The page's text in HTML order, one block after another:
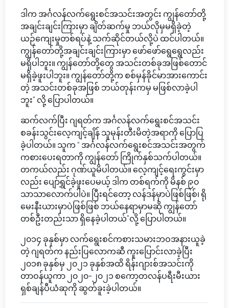
ဒါက အင်္ဂလန်လက်ရွေးစင်အသင်းအတွင်း ကျွန်တော်တို့
အချင်းချင်းကြားမှာ ချိတ်ဆက်မှု ဘယ်လိုမှမရှိခဲ့တဲ့
ယဉ်ကျေးမှုတစ်ရပ်နဲ့ သက်ဆိုင်တယ်လို့ပဲ ထင်ပါတယ်။
ကျွန်တော်တို့အချင်းချင်းကြားမှာ ဖော်ဖော်ရွေရွေလည်း
မရှိပါဘူး။ ကျွန်တော်တို့တွေ အသင်းတစ်ခုအဖြစ်တောင်
မရှိခဲ့ဖူးပါဘူး။ ကျွန်တော်တို့က စစ်မှန်ခိုင်မာအားကောင်း
တဲ့ အသင်းတစ်ခုအဖြစ် ဘယ်တုန်းကမှ မဖြစ်လာခဲ့ပါ
ဘူး” လို့ ပြောပါတယ်။
ဆက်လက်ပြီး ဂျရတ်က အင်္ဂလန်လက်ရွေးစင်အသင်း
စခန်းသွင်းလေ့ကျင့်ချိန် သူမုန်းတီးမိတဲ့အရာကို ပြောပြ
ခဲ့ပါတယ်။ သူက “ အင်္ဂလန်လက်ရွေးစင်အသင်းအတွက်
ကစားပေးရတာကို ကျွန်တော် ကြိုက်နှစ်သက်ပါတယ်။
တကယ်လည်း ဂုဏ်ယူမိပါတယ်။ လေ့ကျင့်ရေးကွင်းမှာ
လည်း ပျော်ရွှင်ခဲ့ဖူးပေမယ့် ဒါက တစ်ရက်ကို မိနစ် ၉၀
သာသာလောက်ပါပဲ။ ပြီးရင်တော့ လန်ဒန်မှာပဲဖြစ်ဖြစ်၊ ရို
မေးနီးယားမှာပဲဖြစ်ဖြစ် ဘယ်နေရာမှာမဆို ကျွန်တော်
တစ်ဦးတည်းသာ ရှိနေခဲ့ပါတယ်”လို့ ပြောပါတယ်။
၂၀၁၄ ခုနှစ်မှာ လက်ရွေးစင်ကစားသမားဘဝအနားယူခဲ့
တဲ့ ဂျရတ်က နည်းပြလောကဆီ ကူးပြောင်းလာခဲ့ပြီး
၂၀၁၈ ခုနှစ်မှ ၂၀၂၁ ခုနှစ်အထိ ရိန်းဂျားစ်အသင်းကို
တာဝန်ယူကာ ၂၀၂၀-၂၀၂၁ စကော့တလန်ပရီးမီးယား
ရှစ်ချန်ပီယံဆုကို ဆွတ်ခူးခဲ့ပါတယ်။